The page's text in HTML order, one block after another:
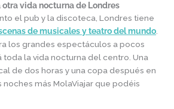
otra vida nocturna de Londres
el pub y la discoteca, Londres tiene
de musicales y teatro del mundo
los grandes espectáculos a pocos
la vida nocturna del centro. Una
de dos horas y una copa después en
noches más MolaViajar que podéis